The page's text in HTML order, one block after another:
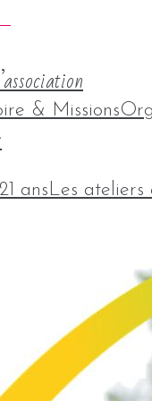
& Missions
ansLes ateliers